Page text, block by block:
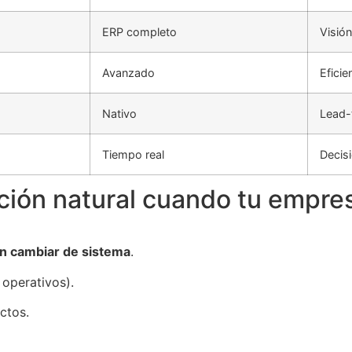
ERP completo
Avanzado
Nativo
Tiempo real
natural cuando tu
cambiar de sistema.